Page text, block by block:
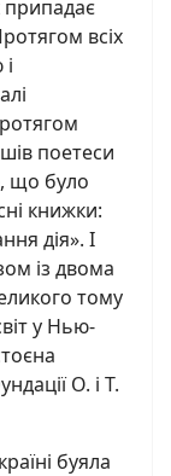
припадає
всіх
поетеси
що було
книжки:
дія». І
із двома
тому
у Нью-
О. і Т.
буяла